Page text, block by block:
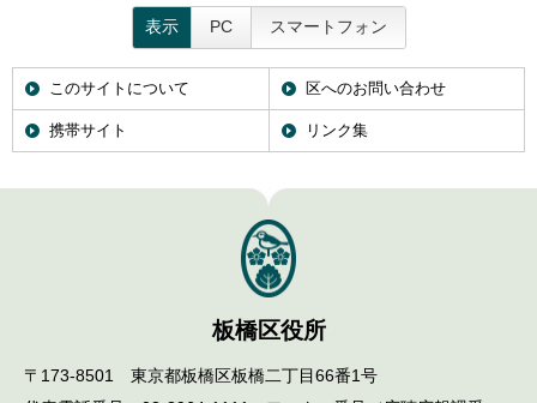
表示 PC スマートフォン
このサイトについて 区へのお問い合わせ
携帯サイト リンク集
板橋区役所
〒173-8501 東京都板橋区板橋二丁目66番1号